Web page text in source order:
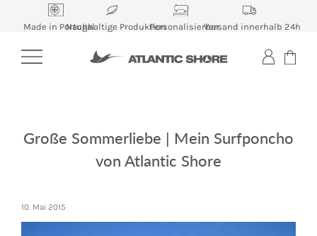
Made in PortugalNachhaltige ProduktionPersonalisierbarVersand innerhalb 24h
Große Sommerliebe | Mein Surfponcho
von Atlantic Shore
10. Mai 2015